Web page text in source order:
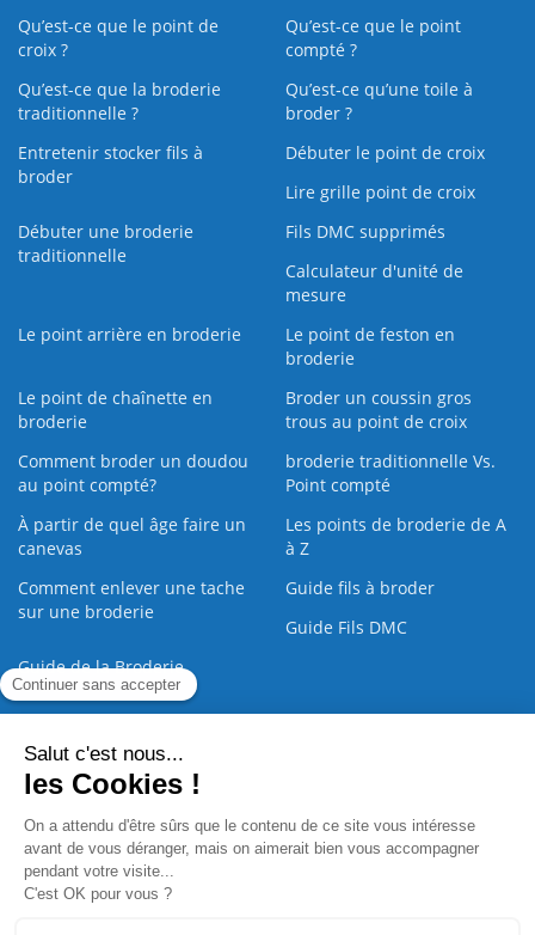
Qu’est-ce que le point de
croix ?
Qu’est-ce que le point
compté ?
Qu’est-ce que la broderie
traditionnelle ?
Qu’est‑ce qu’une toile à
broder ?
Entretenir stocker fils à
broder
Débuter le point de croix
Lire grille point de croix
Débuter une broderie
traditionnelle
Fils DMC supprimés
Calculateur d'unité de
mesure
Le point arrière en broderie
Le point de feston en
broderie
Le point de chaînette en
broderie
Broder un coussin gros
trous au point de croix
Comment broder un doudou
au point compté?
broderie traditionnelle Vs.
Point compté
À partir de quel âge faire un
canevas
Les points de broderie de A
à Z
Comment enlever une tache
sur une broderie
Guide fils à broder
Guide Fils DMC
Guide de la Broderie
Commande Papier |
Paiement sécurisé | C.G.V